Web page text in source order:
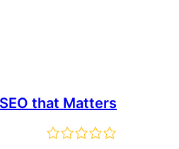
SEO that Matters